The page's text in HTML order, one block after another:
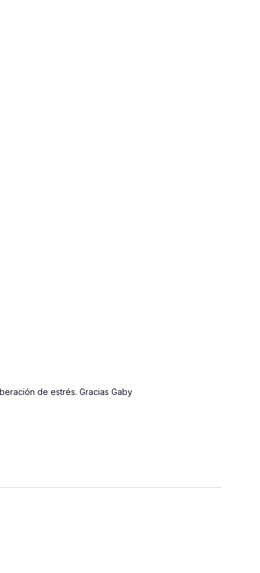
de estrés. Gracias Gaby